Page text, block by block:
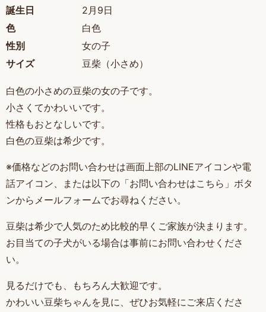
誕生日
2月9日
色
白色
性別
女の子
サイズ
豆柴（小さめ）
白色の小さめの豆柴の女の子です。
小さくてかわいいです。
性格もおとなしいです。
白色の豆柴は希少です。
※価格などのお問い合わせは画面上部のLINEアイコンや電
話アイコン、または以下の「お問い合わせはこちら」ボタ
ンからメールフォームでお尋ねください。
豆柴は希少で人気のため比較的早くご家族が決まります。
お目当ての子犬がいる場合は事前にお問い合わせくださ
い。
見るだけでも、もちろん大歓迎です。
かわいい豆柴ちゃんを見に、ぜひお気軽にご来店くださ